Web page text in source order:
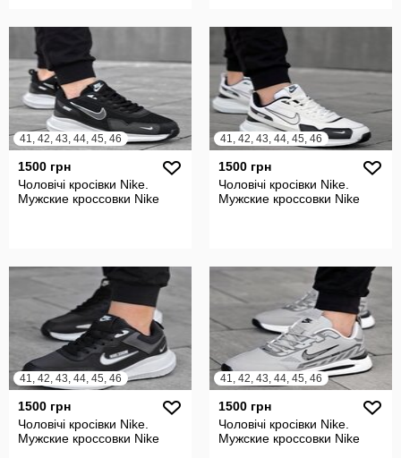
41, 42, 43, 44, 45, 46
1500 грн
Чоловічі кросівки Nike.
Мужские кроссовки Nike
41, 42, 43, 44, 45, 46
1500 грн
Чоловічі кросівки Nike.
Мужские кроссовки Nike
41, 42, 43, 44, 45, 46
1500 грн
Чоловічі кросівки Nike.
Мужские кроссовки Nike
41, 42, 43, 44, 45, 46
1500 грн
Чоловічі кросівки Nike.
Мужские кроссовки Nike